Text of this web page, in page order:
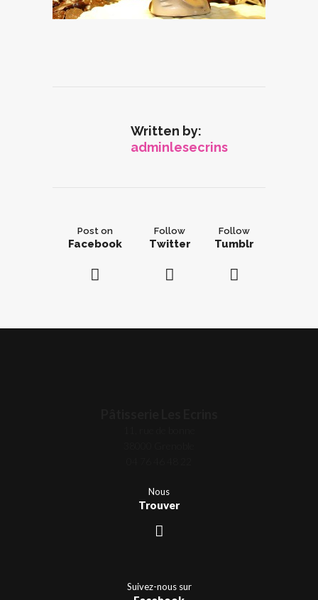
Written by:
adminlesecrins
Post on
Facebook
Follow
Twitter
Follow
Tumblr
Nous
Trouver
Suivez-nous sur